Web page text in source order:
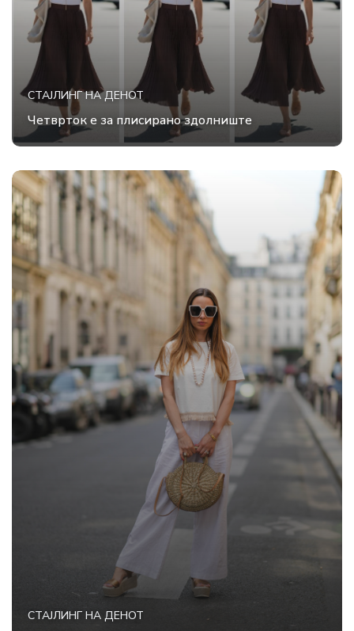
СТАЈЛИНГ НА ДЕНОТ
Четврток е за плисирано здолниште
СТАЈЛИНГ НА ДЕНОТ